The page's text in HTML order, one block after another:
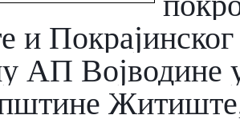
Покрајинског
АП Војводине